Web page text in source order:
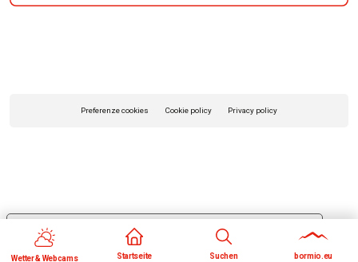
Wetter & Webcams Startseite Suchen bormio.eu
Preferenze cookies Cookie policy Privacy policy
Informativa sulla raccolta
Le tue preferenze relative alla privacy